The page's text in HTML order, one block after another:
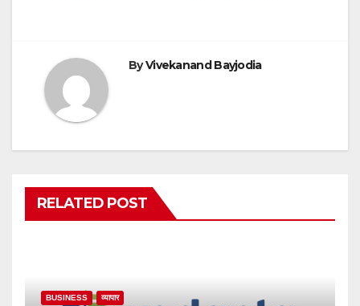
ByVivekanand Bayjodia
RELATED POST
BUSINESS व्यापार